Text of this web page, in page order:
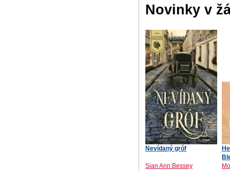
Novinky v
Nevídaný gróf
Sian Ann Bessey